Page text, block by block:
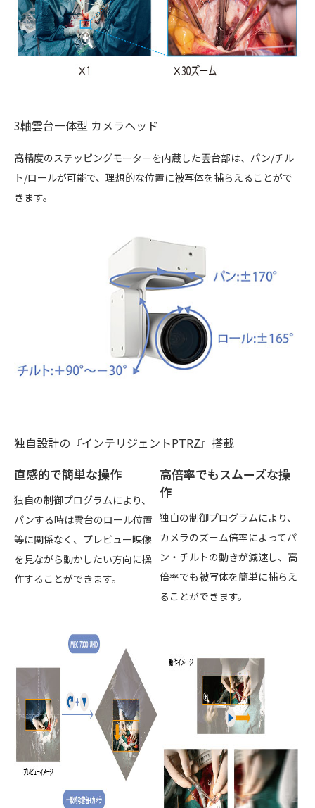
3軸雲台一体型 カメラヘッド
高精度のステッピングモーターを内蔵した雲台部は、パン/チル
ト/ロールが可能で、理想的な位置に被写体を捕らえることがで
きます。
独自設計の『インテリジェントPTRZ』搭載
直感的で簡単な操作
独自の制御プログラムにより、
パンする時は雲台のロール位置
等に関係なく、プレビュー映像
を見ながら動かしたい方向に操
作することができます。
高倍率でもスムーズな操
作
独自の制御プログラムにより、
カメラのズーム倍率によってパ
ン・チルトの動きが減速し、高
倍率でも被写体を簡単に捕らえ
ることができます。